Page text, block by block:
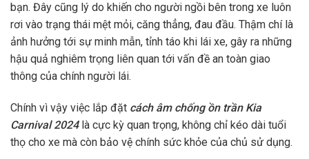
bạn. Đây cũng lý do khiến cho người ngồi bên trong xe luôn
rơi vào trạng thái mệt mỏi, căng thẳng, đau đầu. Thậm chí là
ảnh hưởng tới sự minh mẫn, tỉnh táo khi lái xe, gây ra những
hậu quả nghiêm trọng liên quan tới vấn đề an toàn giao
thông của chính người lái.
Chính vì vậy việc lắp đặt cách âm chống ồn trần Kia
Carnival 2024 là cực kỳ quan trọng, không chỉ kéo dài tuổi
thọ cho xe mà còn bảo vệ chính sức khỏe của chủ sử dụng.